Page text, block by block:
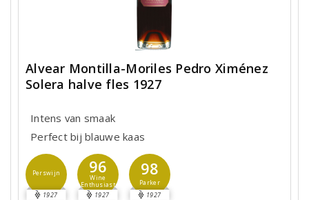
Alvear Montilla-Moriles Pedro Ximénez
Solera halve fles 1927
Intens van smaak
Perfect bij blauwe kaas
Perswijn
1927
96
Wine
Enthusiast
1927
98
Parker
1927